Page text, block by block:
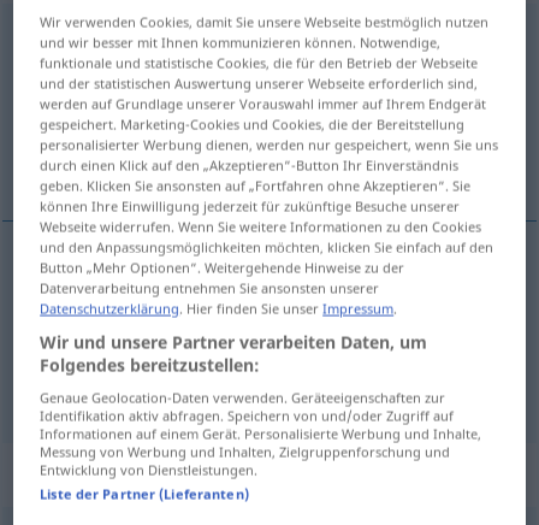
übertreten <irrsein>
Übersicht aller Übersetzungen
(Für mehr Details die Übersetzung anklicken/antippen)
přešlapovat, překračovat, přestupovat
přešlapovat<-šlápnout>,překračovat<-kročit>
übertreten
přestupovat <-stoupit> übertreten wechseln
„übertreten“
Wir verwenden Cookies, damit Sie unsere Webseite bestmöglich nutzen
und wir besser mit Ihnen kommunizieren können. Notwendige,
funktionale und statistische Cookies, die für den Betrieb der Webseite
und der statistischen Auswertung unserer Webseite erforderlich sind,
werden auf Grundlage unserer Vorauswahl immer auf Ihrem Endgerät
gespeichert. Marketing-Cookies und Cookies, die der Bereitstellung
personalisierter Werbung dienen, werden nur gespeichert, wenn Sie uns
durch einen Klick auf den „Akzeptieren“-Button Ihr Einverständnis
geben. Klicken Sie ansonsten auf „Fortfahren ohne Akzeptieren“. Sie
können Ihre Einwilligung jederzeit für zukünftige Besuche unserer
Webseite widerrufen. Wenn Sie weitere Informationen zu den Cookies
und den Anpassungsmöglichkeiten möchten, klicken Sie einfach auf den
Button „Mehr Optionen“. Weitergehende Hinweise zu der
Datenverarbeitung entnehmen Sie ansonsten unserer
Datenschutzerklärung. Hier finden Sie unserImpressum.
Wir und unsere Partner verarbeiten Daten, um
Folgendes bereitzustellen:
Genaue Geolocation-Daten verwenden. Geräteeigenschaften zur
Identifikation aktiv abfragen. Speichern von und/oder Zugriff auf
Informationen auf einem Gerät. Personalisierte Werbung und Inhalte,
Messung von Werbung und Inhalten, Zielgruppenforschung und
Entwicklung von Dienstleistungen.
Liste der Partner (Lieferanten)